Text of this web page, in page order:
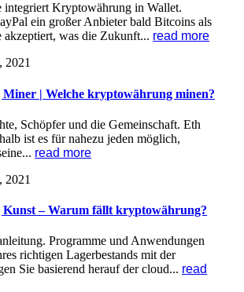
integriert Kryptowährung in Wallet.
ein großer Anbieter bald Bitcoins als
akzeptiert, was die Zukunft... read more
2021
| Welche kryptowährung minen?
Schöpfer und die Gemeinschaft. Eth
ist es für nahezu jeden möglich,
read more
2021
– Warum fällt kryptowährung?
Programme und Anwendungen
richtigen Lagerbestands mit der
Sie basierend herauf der cloud... read